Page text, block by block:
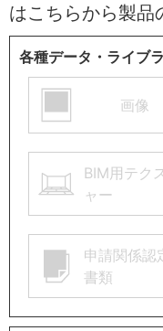
はこちらから製品
各種データ・ライブ
画像
BIM用テク
ャー
申請関係認
書類